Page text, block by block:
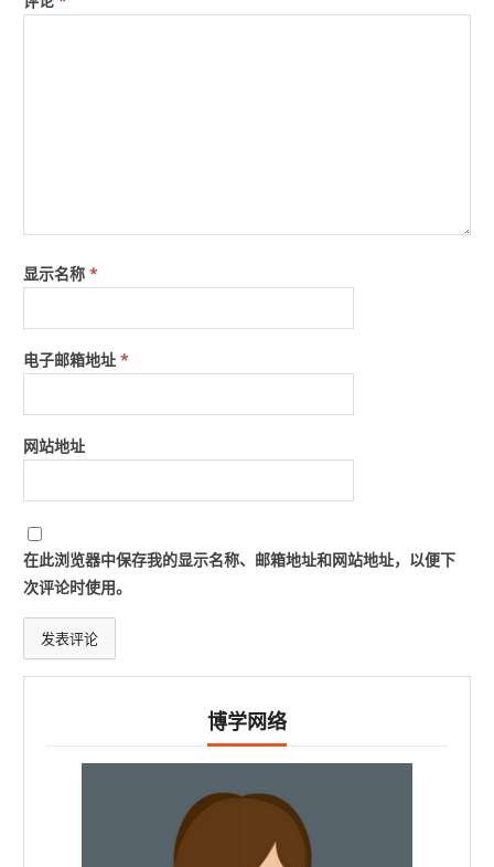
显示名称*
电子邮箱地址*
网站地址
在此浏览器中保存我的显示名称、邮箱地址和网站地址，以便下
次评论时使用。
博学网络